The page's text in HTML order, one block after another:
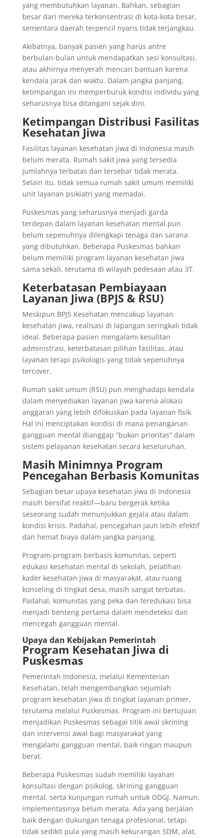
yang membutuhkan layanan. Bahkan, sebagian
besar dari mereka terkonsentrasi di kota-kota besar,
sementara daerah terpencil nyaris tidak terjangkau.
Akibatnya, banyak pasien yang harus antre
berbulan-bulan untuk mendapatkan sesi konsultasi,
atau akhirnya menyerah mencari bantuan karena
kendala jarak dan waktu. Dalam jangka panjang,
ketimpangan ini memperburuk kondisi individu yang
seharusnya bisa ditangani sejak dini.
Ketimpangan Distribusi Fasilitas
Kesehatan Jiwa
Fasilitas layanan kesehatan jiwa di Indonesia masih
belum merata. Rumah sakit jiwa yang tersedia
jumlahnya terbatas dan tersebar tidak merata.
Selain itu, tidak semua rumah sakit umum memiliki
unit layanan psikiatri yang memadai.
Puskesmas yang seharusnya menjadi garda
terdepan dalam layanan kesehatan mental pun
belum sepenuhnya dilengkapi tenaga dan sarana
yang dibutuhkan. Beberapa Puskesmas bahkan
belum memiliki program layanan kesehatan jiwa
sama sekali, terutama di wilayah pedesaan atau 3T.
Keterbatasan Pembiayaan
Layanan Jiwa (BPJS & RSU)
Meskipun BPJS Kesehatan mencakup layanan
kesehatan jiwa, realisasi di lapangan seringkali tidak
ideal. Beberapa pasien mengalami kesulitan
administrasi, keterbatasan pilihan fasilitas, atau
layanan terapi psikologis yang tidak sepenuhnya
tercover.
Rumah sakit umum (RSU) pun menghadapi kendala
dalam menyediakan layanan jiwa karena alokasi
anggaran yang lebih difokuskan pada layanan fisik.
Hal ini menciptakan kondisi di mana penanganan
gangguan mental dianggap “bukan prioritas” dalam
sistem pelayanan kesehatan secara keseluruhan.
Masih Minimnya Program
Pencegahan Berbasis Komunitas
Sebagian besar upaya kesehatan jiwa di Indonesia
masih bersifat reaktif—baru bergerak ketika
seseorang sudah menunjukkan gejala atau dalam
kondisi krisis. Padahal, pencegahan jauh lebih efektif
dan hemat biaya dalam jangka panjang.
Program-program berbasis komunitas, seperti
edukasi kesehatan mental di sekolah, pelatihan
kader kesehatan jiwa di masyarakat, atau ruang
konseling di tingkat desa, masih sangat terbatas.
Padahal, komunitas yang peka dan teredukasi bisa
menjadi benteng pertama dalam mendeteksi dan
mencegah gangguan mental.
Upaya dan Kebijakan Pemerintah
Program Kesehatan Jiwa di
Puskesmas
Pemerintah Indonesia, melalui Kementerian
Kesehatan, telah mengembangkan sejumlah
program kesehatan jiwa di tingkat layanan primer,
terutama melalui Puskesmas. Program ini bertujuan
menjadikan Puskesmas sebagai titik awal skrining
dan intervensi awal bagi masyarakat yang
mengalami gangguan mental, baik ringan maupun
berat.
Beberapa Puskesmas sudah memiliki layanan
konsultasi dengan psikolog, skrining gangguan
mental, serta kunjungan rumah untuk ODGJ. Namun,
implementasinya belum merata. Ada yang berjalan
baik dengan dukungan tenaga profesional, tetapi
tidak sedikit pula yang masih kekurangan SDM, alat,